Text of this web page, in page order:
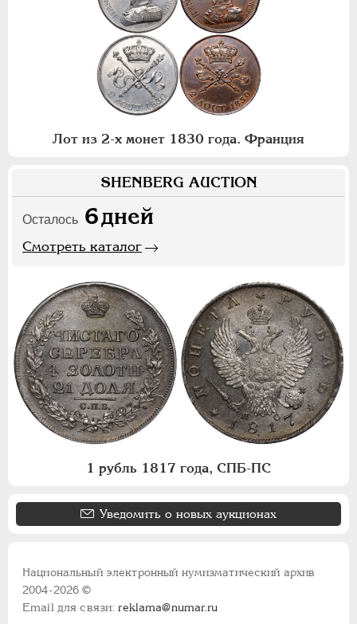
Лот из 2-х монет 1830 года. Франция
SHENBERG AUCTION
Осталось 6дней
Смотреть каталог
1 рубль 1817 года, СПБ-ПС
Уведомить о новых аукционах
Национальный электронный нумизматический архив
2004-2026 ©
Email для связи:reklama@numar.ru